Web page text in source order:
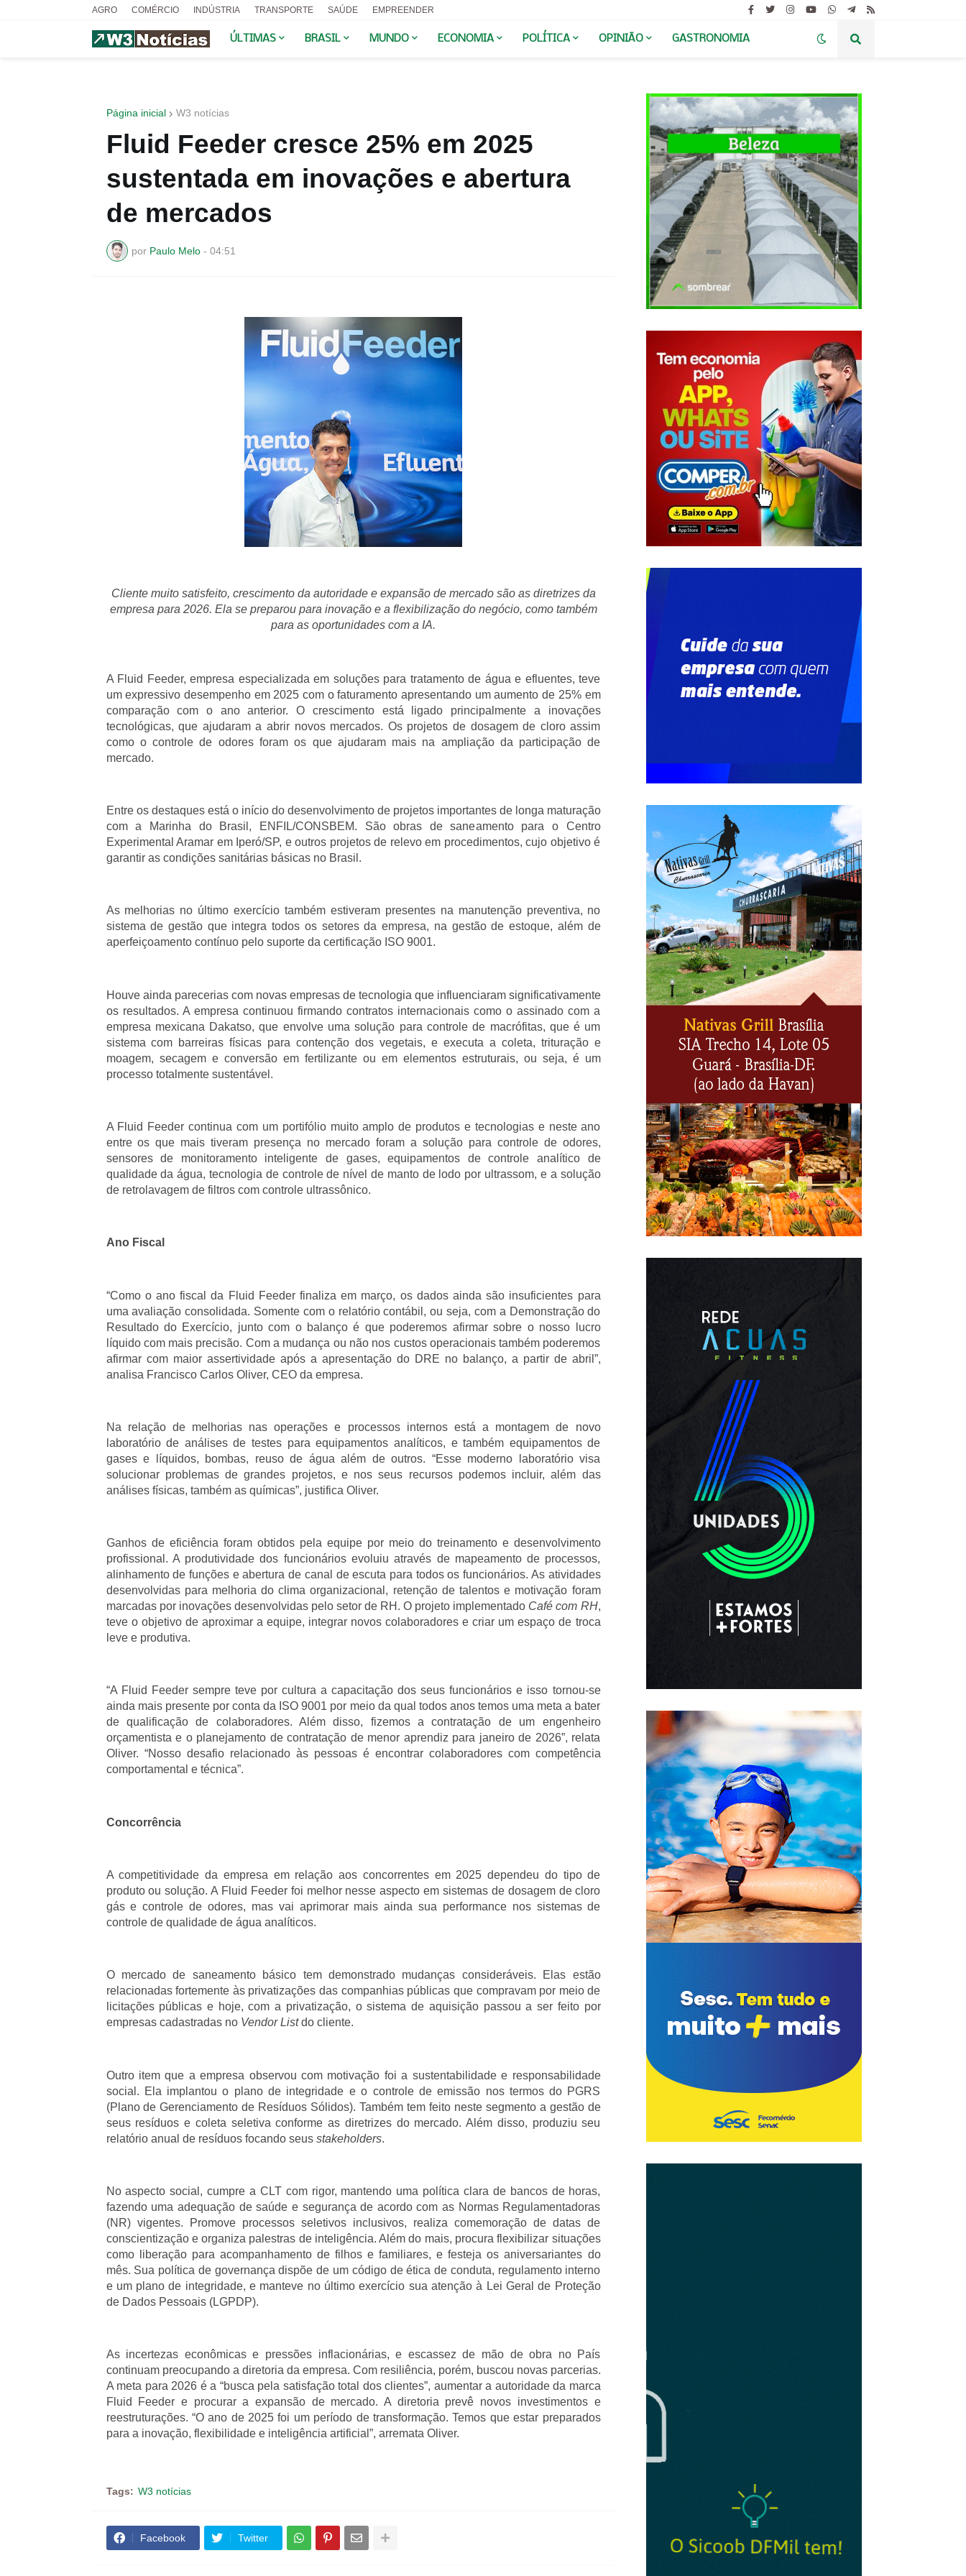
AGRO COMÉRCIO INDÚSTRIA TRANSPORTE SAÚDE EMPREENDER
ÚLTIMAS BRASIL MUNDO ECONOMIA POLÍTICA OPINIÃO GASTRONOMIA
Página inicial W3 notícias
Fluid Feeder cresce 25% em 2025
sustentada em inovações e abertura
de mercados
por Paulo Melo - 04:51
Cliente muito satisfeito, crescimento da autoridade e expansão de mercado são as diretrizes da
empresa para 2026. Ela se preparou para inovação e a flexibilização do negócio, como também
para as oportunidades com a IA.
A Fluid Feeder, empresa especializada em soluções para tratamento de água e efluentes, teve
um expressivo desempenho em 2025 com o faturamento apresentando um aumento de 25% em
comparação com o ano anterior. O crescimento está ligado principalmente a inovações
tecnológicas, que ajudaram a abrir novos mercados. Os projetos de dosagem de cloro assim
como o controle de odores foram os que ajudaram mais na ampliação da participação de
mercado.
Entre os destaques está o início do desenvolvimento de projetos importantes de longa maturação
com a Marinha do Brasil, ENFIL/CONSBEM. São obras de saneamento para o Centro
Experimental Aramar em Iperó/SP, e outros projetos de relevo em procedimentos, cujo objetivo é
garantir as condições sanitárias básicas no Brasil.
As melhorias no último exercício também estiveram presentes na manutenção preventiva, no
sistema de gestão que integra todos os setores da empresa, na gestão de estoque, além de
aperfeiçoamento contínuo pelo suporte da certificação ISO 9001.
Houve ainda parecerias com novas empresas de tecnologia que influenciaram significativamente
os resultados. A empresa continuou firmando contratos internacionais como o assinado com a
empresa mexicana Dakatso, que envolve uma solução para controle de macrófitas, que é um
sistema com barreiras físicas para contenção dos vegetais, e executa a coleta, trituração e
moagem, secagem e conversão em fertilizante ou em elementos estruturais, ou seja, é um
processo totalmente sustentável.
A Fluid Feeder continua com um portifólio muito amplo de produtos e tecnologias e neste ano
entre os que mais tiveram presença no mercado foram a solução para controle de odores,
sensores de monitoramento inteligente de gases, equipamentos de controle analítico de
qualidade da água, tecnologia de controle de nível de manto de lodo por ultrassom, e a solução
de retrolavagem de filtros com controle ultrassônico.
Ano Fiscal
“Como o ano fiscal da Fluid Feeder finaliza em março, os dados ainda são insuficientes para
uma avaliação consolidada. Somente com o relatório contábil, ou seja, com a Demonstração do
Resultado do Exercício, junto com o balanço é que poderemos afirmar sobre o nosso lucro
líquido com mais precisão. Com a mudança ou não nos custos operacionais também poderemos
afirmar com maior assertividade após a apresentação do DRE no balanço, a partir de abril”,
analisa Francisco Carlos Oliver, CEO da empresa.
Na relação de melhorias nas operações e processos internos está a montagem de novo
laboratório de análises de testes para equipamentos analíticos, e também equipamentos de
gases e líquidos, bombas, reuso de água além de outros. “Esse moderno laboratório visa
solucionar problemas de grandes projetos, e nos seus recursos podemos incluir, além das
análises físicas, também as químicas”, justifica Oliver.
Ganhos de eficiência foram obtidos pela equipe por meio do treinamento e desenvolvimento
profissional. A produtividade dos funcionários evoluiu através de mapeamento de processos,
alinhamento de funções e abertura de canal de escuta para todos os funcionários. As atividades
desenvolvidas para melhoria do clima organizacional, retenção de talentos e motivação foram
marcadas por inovações desenvolvidas pelo setor de RH. O projeto implementado Café com RH,
teve o objetivo de aproximar a equipe, integrar novos colaboradores e criar um espaço de troca
leve e produtiva.
“A Fluid Feeder sempre teve por cultura a capacitação dos seus funcionários e isso tornou-se
ainda mais presente por conta da ISO 9001 por meio da qual todos anos temos uma meta a bater
de qualificação de colaboradores. Além disso, fizemos a contratação de um engenheiro
orçamentista e o planejamento de contratação de menor aprendiz para janeiro de 2026”, relata
Oliver. “Nosso desafio relacionado às pessoas é encontrar colaboradores com competência
comportamental e técnica”.
Concorrência
A competitividade da empresa em relação aos concorrentes em 2025 dependeu do tipo de
produto ou solução. A Fluid Feeder foi melhor nesse aspecto em sistemas de dosagem de cloro
gás e controle de odores, mas vai aprimorar mais ainda sua performance nos sistemas de
controle de qualidade de água analíticos.
O mercado de saneamento básico tem demonstrado mudanças consideráveis. Elas estão
relacionadas fortemente às privatizações das companhias públicas que compravam por meio de
licitações públicas e hoje, com a privatização, o sistema de aquisição passou a ser feito por
empresas cadastradas no Vendor Listdo cliente.
Outro item que a empresa observou com motivação foi a sustentabilidade e responsabilidade
social. Ela implantou o plano de integridade e o controle de emissão nos termos do PGRS
(Plano de Gerenciamento de Resíduos Sólidos). Também tem feito neste segmento a gestão de
seus resíduos e coleta seletiva conforme as diretrizes do mercado. Além disso, produziu seu
relatório anual de resíduos focando seus stakeholders.
No aspecto social, cumpre a CLT com rigor, mantendo uma política clara de bancos de horas,
fazendo uma adequação de saúde e segurança de acordo com as Normas Regulamentadoras
(NR) vigentes. Promove processos seletivos inclusivos, realiza comemoração de datas de
conscientização e organiza palestras de inteligência. Além do mais, procura flexibilizar situações
como liberação para acompanhamento de filhos e familiares, e festeja os aniversariantes do
mês. Sua política de governança dispõe de um código de ética de conduta, regulamento interno
e um plano de integridade, e manteve no último exercício sua atenção à Lei Geral de Proteção
de Dados Pessoais (LGPDP).
As incertezas econômicas e pressões inflacionárias, e escassez de mão de obra no País
continuam preocupando a diretoria da empresa. Com resiliência, porém, buscou novas parcerias.
A meta para 2026 é a “busca pela satisfação total dos clientes”, aumentar a autoridade da marca
Fluid Feeder e procurar a expansão de mercado. A diretoria prevê novos investimentos e
reestruturações. “O ano de 2025 foi um período de transformação. Temos que estar preparados
para a inovação, flexibilidade e inteligência artificial”, arremata Oliver.
Tags: W3 notícias
Facebook Twitter